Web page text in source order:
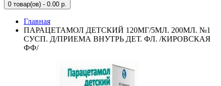
0 товар(ов) - 0.00 р.
Главная
ПАРАЦЕТАМОЛ ДЕТСКИЙ 120МГ/5МЛ. 200МЛ. №1
СУСП. Д/ПРИЕМА ВНУТРЬ ДЕТ. ФЛ. /КИРОВСКАЯ
ФФ/